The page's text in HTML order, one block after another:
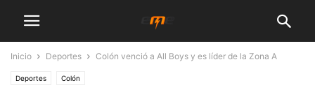
Inicio Deportes Colón venció a All Boys y es líder de la Zona A
Deportes Colón